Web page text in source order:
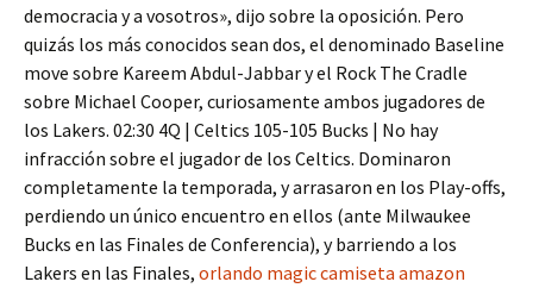
democracia y a vosotros», dijo sobre la oposición. Pero
quizás los más conocidos sean dos, el denominado Baseline
move sobre Kareem Abdul-Jabbar y el Rock The Cradle
sobre Michael Cooper, curiosamente ambos jugadores de
los Lakers. 02:30 4Q | Celtics 105-105 Bucks | No hay
infracción sobre el jugador de los Celtics. Dominaron
completamente la temporada, y arrasaron en los Play-offs,
perdiendo un único encuentro en ellos (ante Milwaukee
Bucks en las Finales de Conferencia), y barriendo a los
Lakers en las Finales, orlando magic camiseta amazon